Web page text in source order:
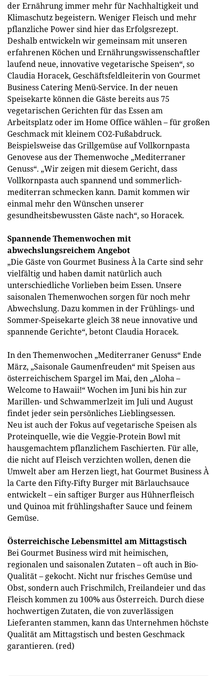
der Ernährung immer mehr für Nachhaltigkeit und
Klimaschutz begeistern. Weniger Fleisch und mehr
pflanzliche Power sind hier das Erfolgsrezept.
Deshalb entwickeln wir gemeinsam mit unseren
erfahrenen Köchen und Ernährungswissenschaftler
laufend neue, innovative vegetarische Speisen“, so
Claudia Horacek, Geschäftsfeldleiterin von Gourmet
Business Catering Menü-Service. In der neuen
Speisekarte können die Gäste bereits aus 75
vegetarischen Gerichten für das Essen am
Arbeitsplatz oder im Home Office wählen – für großen
Geschmack mit kleinem CO2-Fußabdruck.
Beispielsweise das Grillgemüse auf Vollkornpasta
Genovese aus der Themenwoche „Mediterraner
Genuss“. „Wir zeigen mit diesem Gericht, dass
Vollkornpasta auch spannend und sommerlich-
mediterran schmecken kann. Damit kommen wir
einmal mehr den Wünschen unserer
gesundheitsbewussten Gäste nach“, so Horacek.
Spannende Themenwochen mit
abwechslungsreichem Angebot
„Die Gäste von Gourmet Business À la Carte sind sehr
vielfältig und haben damit natürlich auch
unterschiedliche Vorlieben beim Essen. Unsere
saisonalen Themenwochen sorgen für noch mehr
Abwechslung. Dazu kommen in der Frühlings- und
Sommer-Speisekarte gleich 38 neue innovative und
spannende Gerichte“, betont Claudia Horacek.
In den Themenwochen „Mediterraner Genuss“ Ende
März, „Saisonale Gaumenfreuden“ mit Speisen aus
österreichischem Spargel im Mai, den „Aloha –
Welcome to Hawaii!“ Wochen im Juni bis hin zur
Marillen- und Schwammerlzeit im Juli und August
findet jeder sein persönliches Lieblingsessen.
Neu ist auch der Fokus auf vegetarische Speisen als
Proteinquelle, wie die Veggie-Protein Bowl mit
hausgemachtem pflanzlichem Faschierten. Für alle,
die nicht auf Fleisch verzichten wollen, denen die
Umwelt aber am Herzen liegt, hat Gourmet Business À
la Carte den Fifty-Fifty Burger mit Bärlauchsauce
entwickelt – ein saftiger Burger aus Hühnerfleisch
und Quinoa mit frühlingshafter Sauce und feinem
Gemüse.
Österreichische Lebensmittel am Mittagstisch
Bei Gourmet Business wird mit heimischen,
regionalen und saisonalen Zutaten – oft auch in Bio-
Qualität – gekocht. Nicht nur frisches Gemüse und
Obst, sondern auch Frischmilch, Freilandeier und das
Fleisch kommen zu 100% aus Österreich. Durch diese
hochwertigen Zutaten, die von zuverlässigen
Lieferanten stammen, kann das Unternehmen höchste
Qualität am Mittagstisch und besten Geschmack
garantieren. (red)